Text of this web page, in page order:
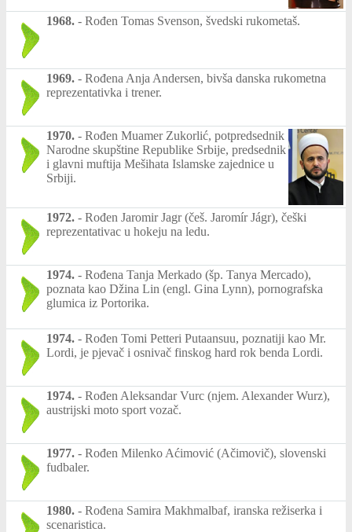
1968. - Rođen Tomas Svenson, švedski rukometaš.
1969. - Rođena Anja Andersen, bivša danska rukometna
reprezentativka i trener.
1970. - Rođen Muamer Zukorlić, potpredsednik
Narodne skupštine Republike Srbije, predsednik
i glavni muftija Mešihata Islamske zajednice u
Srbiji.
1972. - Rođen Jaromir Jagr (češ. Jaromír Jágr), češki
reprezentativac u hokeju na ledu.
1974. - Rođena Tanja Merkado (šp. Tanya Mercado),
poznata kao Džina Lin (engl. Gina Lynn), pornografska
glumica iz Portorika.
1974. - Rođen Tomi Petteri Putaansuu, poznatiji kao Mr.
Lordi, je pjevač i osnivač finskog hard rok benda Lordi.
1974. - Rođen Aleksandar Vurc (njem. Alexander Wurz),
austrijski moto sport vozač.
1977. - Rođen Milenko Aćimović (Ačimovič), slovenski
fudbaler.
1980. - Rođena Samira Makhmalbaf, iranska režiserka i
scenaristica.